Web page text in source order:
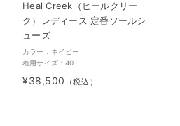
Heal Creek（ヒールクリー
ク）レディース 定番ソールシ
ューズ
カラー：ネイビー
着用サイズ：40
¥38,500 （税込）